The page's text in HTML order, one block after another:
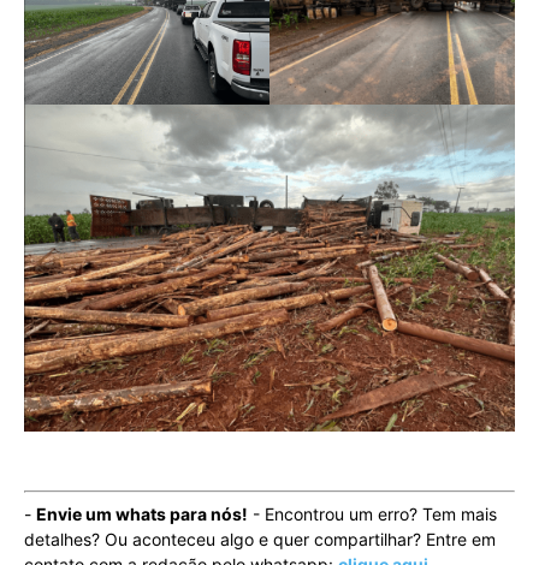
- Envie um whats para nós! - Encontrou um erro? Tem mais
detalhes? Ou aconteceu algo e quer compartilhar? Entre em